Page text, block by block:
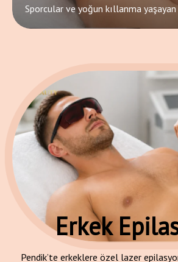
Sporcular ve yoğun kıllanma
Erkek
Pendik’te erkeklere özel lazer